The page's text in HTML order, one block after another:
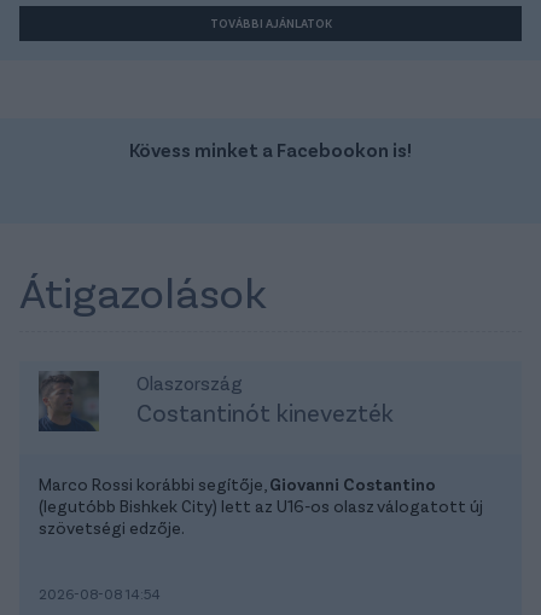
TOVÁBBI AJÁNLATOK
Kövess minket a Facebookon is!
Átigazolások
Olaszország
Costantinót kinevezték
Marco Rossi korábbi segítője, Giovanni Costantino
(legutóbb Bishkek City) lett az U16-os olasz válogatott új
szövetségi edzője.
2026-08-08 14:54